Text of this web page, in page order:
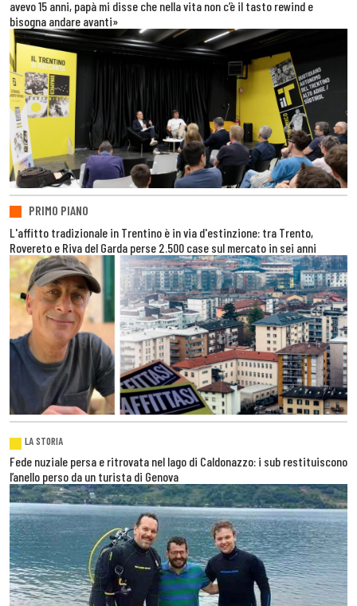
avevo 15 anni, papà mi disse che nella vita non c’è il tasto rewind e
bisogna andare avanti»
PRIMO PIANO
L'affitto tradizionale in Trentino è in via d'estinzione: tra Trento,
Rovereto e Riva del Garda perse 2.500 case sul mercato in sei anni
LA STORIA
Fede nuziale persa e ritrovata nel lago di Caldonazzo: i sub restituiscono
l’anello perso da un turista di Genova